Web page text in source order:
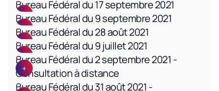
Bureau Fédéral du 17 septembre 2021
Bureau Fédéral du 9 septembre 2021
Bureau Fédéral du 28 août 2021
Bureau Fédéral du 9 juillet 2021
Bureau Fédéral du 2 septembre 2021 -
Consultation à distance
Bureau Fédéral du 31 août 2021 -